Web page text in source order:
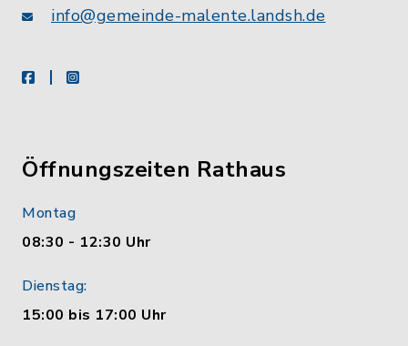
info@gemeinde-malente.landsh.de
facebookinstagram
Öffnungszeiten Rathaus
Montag
08:30 - 12:30 Uhr
Dienstag:
15:00 bis 17:00 Uhr